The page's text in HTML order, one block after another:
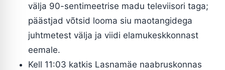
välja 90-sentimeetrise madu televiisori taga;
päästjad võtsid looma siu maotangidega
juhtmetest välja ja viidi elamukeskkonnast
eemale.
Kell 11:03 katkis Lasnamäe naabruskonnas